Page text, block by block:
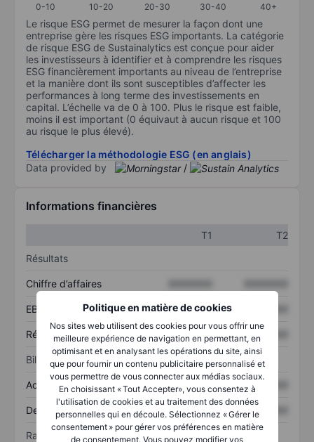
Politique en matière de cookies
Nos sites web utilisent des cookies pour vous offrir une
meilleure expérience de navigation en permettant, en
optimisant et en analysant les opérations du site, ainsi
que pour fournir un contenu publicitaire personnalisé et
vous permettre de vous connecter aux médias sociaux.
En choisissant « Tout Accepter», vous consentez à
l'utilisation de cookies et au traitement des données
personnelles qui en découle. Sélectionnez « Gérer le
consentement » pour gérer vos préférences en matière
de consentement. Vous pouvez modifier vos
0-10
10-20 20-30 30-40 40+
Le risque ESG permet de mesurer la façon dont une
entreprise gère les risques ESG importants. La catégorie
de risque ESG de Sustainalytics est conçue pour aider
les investisseurs à identifier et à comprendre les risques
ESG financièrement importants au niveau de l’entreprise
et la manière dont ils sont susceptibles d’affecter les
performances à long terme des investissements en
capital. L’échelle va de 0 à 100. Plus le risque est faible,
moins il est important (0 équivaut à aucun risque et 100
au risque le plus élevé).
Télécharger la méthodologie ESG (en anglais)
Data provided by
/
Informations financières
T1
T2
Résultats
Chiffre d’affaires
EBITDA XXXXXXX
Résultat net XXXXXXX XXXXXXX
Bilan
Actif total XXXXXXX XXXXXXX
Dette totale XXXXXXX XXXXXXX
Ratios